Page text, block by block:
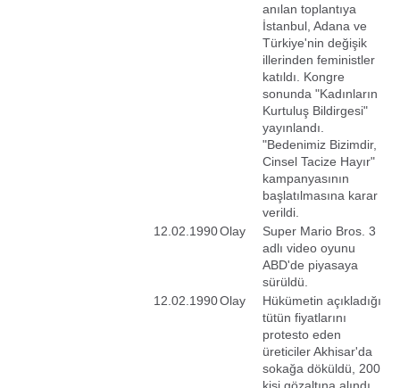
anılan toplantıya
İstanbul, Adana ve
Türkiye'nin değişik
illerinden feministler
katıldı. Kongre
sonunda "Kadınların
Kurtuluş Bildirgesi"
yayınlandı.
"Bedenimiz Bizimdir,
Cinsel Tacize Hayır"
kampanyasının
başlatılmasına karar
verildi.
12.02.1990Olay
Super Mario Bros. 3
adlı video oyunu
ABD'de piyasaya
sürüldü.
12.02.1990Olay
Hükümetin açıkladığı
tütün fiyatlarını
protesto eden
üreticiler Akhisar'da
sokağa döküldü, 200